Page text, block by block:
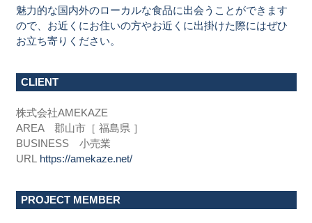
魅力的な国内外のローカルな食品に出会うことができます
ので、お近くにお住いの方やお近くに出掛けた際にはぜひ
お立ち寄りください。
CLIENT
株式会社AMEKAZE
AREA 郡山市［ 福島県 ］
BUSINESS 小売業
URL https://amekaze.net/
PROJECT MEMBER